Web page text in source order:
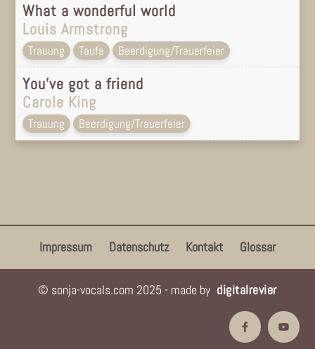
What a wonderful world
Louis Armstrong
Trauung Taufe Beerdigung/Trauerfeier
You’ve got a friend
Carole King
Trauung Beerdigung/Trauerfeier
Impressum Datenschutz Kontakt Glossar
© sonja-vocals.com 2025 - made by digitalrevier